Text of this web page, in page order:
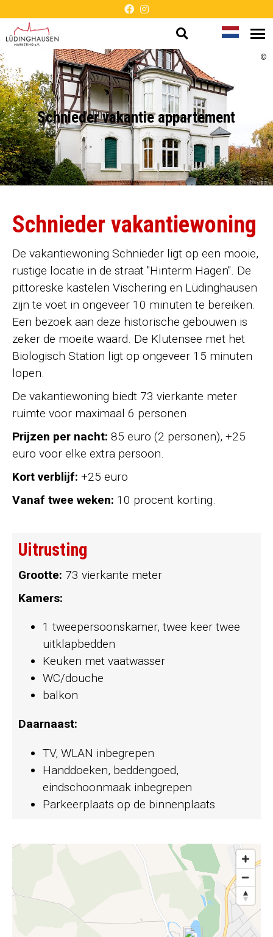
Open
zoeken
barrières
Taal
wijzigen
©
Schnieder vakantie appartement
Schnieder vakantiewoning
De vakantiewoning Schnieder ligt op een mooie,
rustige locatie in de straat "Hinterm Hagen". De
pittoreske kastelen Vischering en Lüdinghausen
zijn te voet in ongeveer 10 minuten te bereiken.
Een bezoek aan deze historische gebouwen is
zeker de moeite waard. De Klutensee met het
Biologisch Station ligt op ongeveer 15 minuten
lopen.
De vakantiewoning biedt 73 vierkante meter
ruimte voor maximaal 6 personen.
Prijzen per nacht: 85 euro (2 personen), +25
euro voor elke extra persoon.
Kort verblijf: +25 euro
Vanaf twee weken: 10 procent korting.
Uitrusting
Grootte: 73 vierkante meter
Kamers:
1 tweepersoonskamer, twee keer twee
uitklapbedden
Keuken met vaatwasser
WC/douche
balkon
Daarnaast:
TV, WLAN inbegrepen
Handdoeken, beddengoed,
eindschoonmaak inbegrepen
Parkeerplaats op de binnenplaats